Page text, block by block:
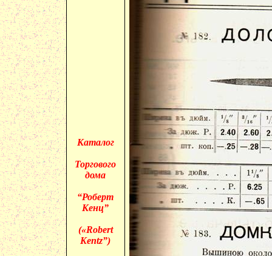
Каталог
Торгового
дома
“Роберт
Кенц”
(«Robert
Kentz”)